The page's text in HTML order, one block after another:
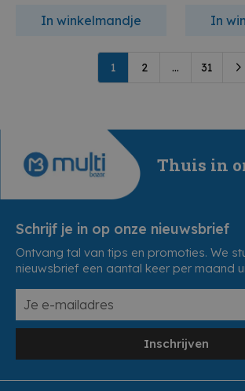
In winkelmandje In
1 2 ... 31
Thuis in
Schrijf je in op onze nieuwsbrief
Ontvang tal van tips en promoties. We
nieuwsbrief een aantal keer per maand
Inschrijven